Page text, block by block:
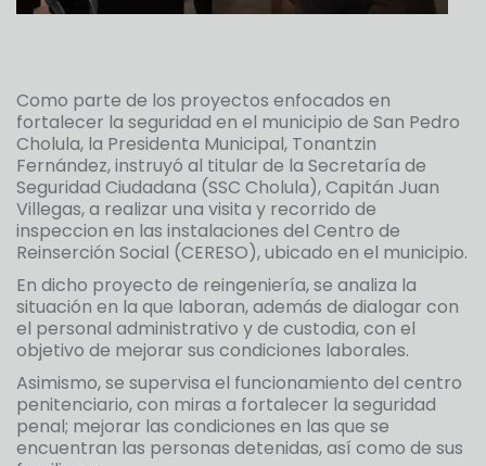
Como parte de los proyectos enfocados en
fortalecer la seguridad en el municipio de San Pedro
Cholula, la Presidenta Municipal, Tonantzin
Fernández, instruyó al titular de la Secretaría de
Seguridad Ciudadana (SSC Cholula), Capitán Juan
Villegas, a realizar una visita y recorrido de
inspeccion en las instalaciones del Centro de
Reinserción Social (CERESO), ubicado en el municipio.
En dicho proyecto de reingeniería, se analiza la
situación en la que laboran, además de dialogar con
el personal administrativo y de custodia, con el
objetivo de mejorar sus condiciones laborales.
Asimismo, se supervisa el funcionamiento del centro
penitenciario, con miras a fortalecer la seguridad
penal; mejorar las condiciones en las que se
encuentran las personas detenidas, así como de sus